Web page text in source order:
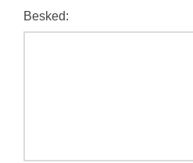
Besked: